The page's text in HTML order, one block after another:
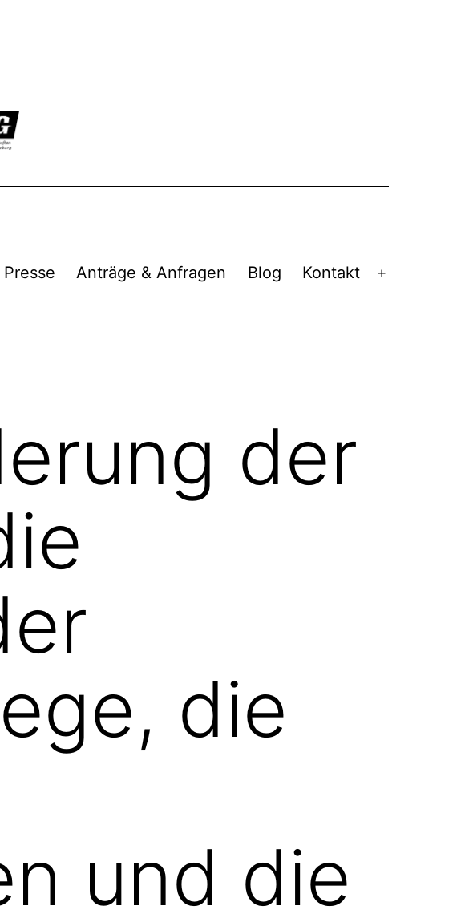
Anträge & Anfragen Blog Kontakt
der
die
und die